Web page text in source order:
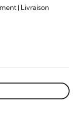
| Livraison